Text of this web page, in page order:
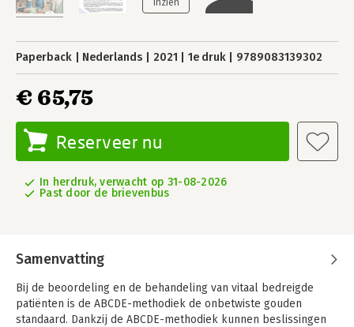
Paperback Nederlands 2021 1e druk 9789083139302
€ 65,75
Reserveer nu
In herdruk, verwacht op 31-08-2026
Past door de brievenbus
Samenvatting
Bij de beoordeling en de behandeling van vitaal bedreigde
patiënten is de ABCDE-methodiek de onbetwiste gouden
standaard. Dankzij de ABCDE-methodiek kunnen beslissingen